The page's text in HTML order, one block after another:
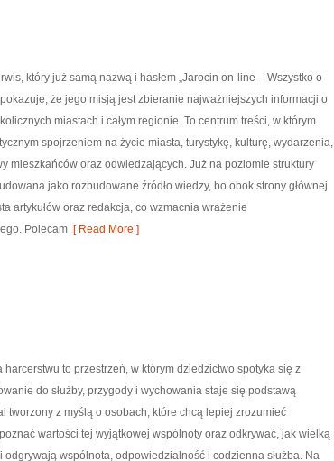
który już samą nazwą i hasłem „Jarocin on-line – Wszystko o
że jego misją jest zbieranie najważniejszych informacji o
miastach i całym regionie. To centrum treści, w którym
spojrzeniem na życie miasta, turystykę, kulturę, wydarzenia,
mieszkańców oraz odwiedzających. Już na poziomie struktury
jako rozbudowane źródło wiedzy, bo obok strony głównej
artykułów oraz redakcja, co wzmacnia wrażenie
Polecam [ Read More ]
to przestrzeń, w którym dziedzictwo spotyka się z
do służby, przygody i wychowania staje się podstawą
tworzony z myślą o osobach, które chcą lepiej zrozumieć
wartości tej wyjątkowej wspólnoty oraz odkrywać, jak wielką
odgrywają wspólnota, odpowiedzialność i codzienna służba. Na